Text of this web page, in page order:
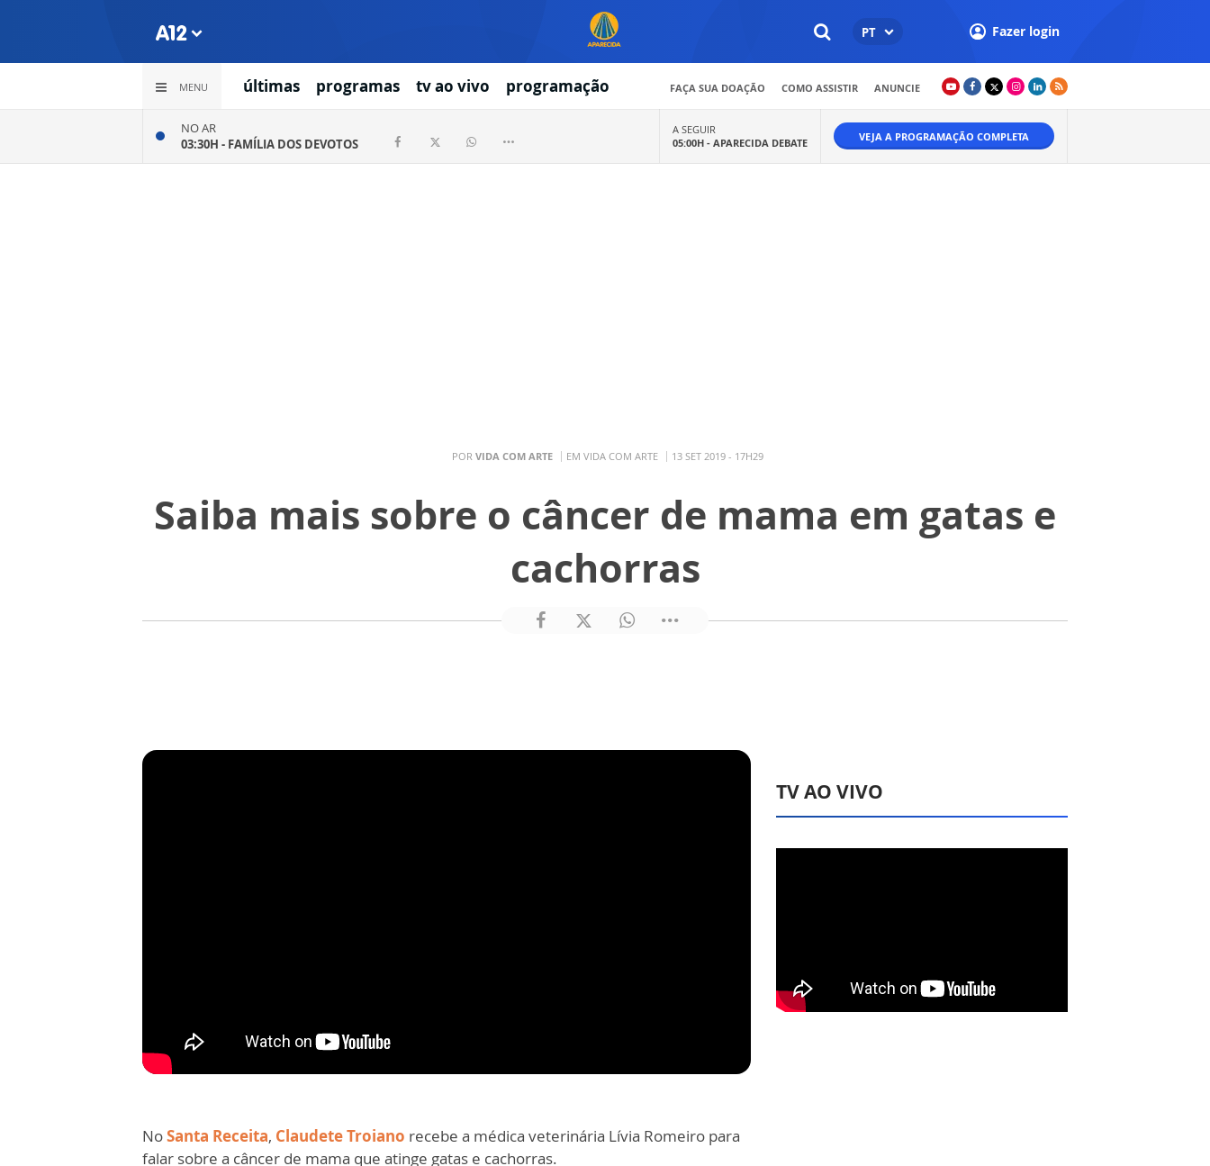
PT Fazer login
MENU últimas programas tv ao vivo programação FAÇA SUA DOAÇÃO COMO ASSISTIR ANUNCIE
NO AR
03:30H - FAMÍLIA DOS DEVOTOS
A SEGUIR
05:00H - APARECIDA DEBATE VEJA A PROGRAMAÇÃO COMPLETA
POR VIDA COM ARTE EM VIDA COM ARTE 13 SET 2019 - 17H29
Saiba mais sobre o câncer de mama em gatas e
cachorras
NoSanta Receita, Claudete Troiano recebe a médica veterinária Lívia Romeiro para
falar sobre a câncer de mama que atinge gatas e cachorras.
TV AO VIVO